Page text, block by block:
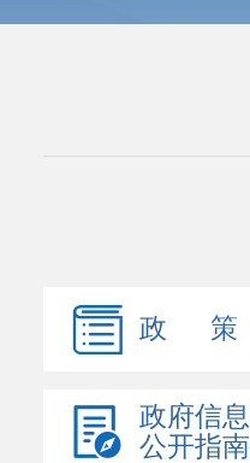
政 策
政府信息
公开指南